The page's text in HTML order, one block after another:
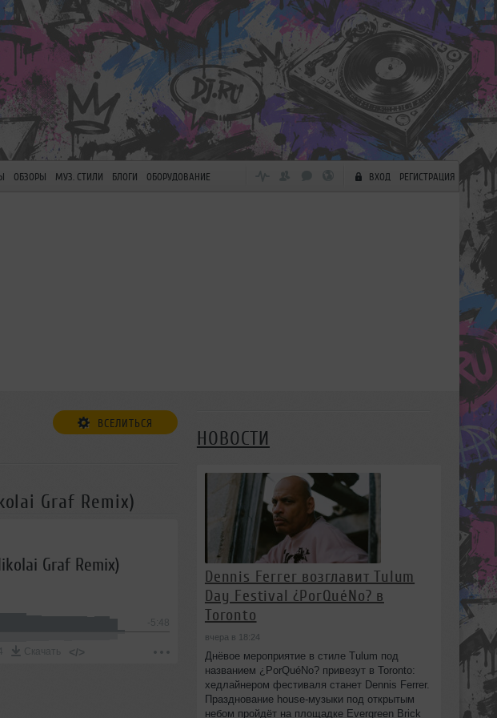
ОБЗОРЫ МУЗ. СТИЛИ БЛОГИ ОБОРУДОВАНИЕ ВХОД РЕГИСТРАЦИЯ
ВСЕЛИТЬСЯ
Graf Remix)
Graf Remix)
-5:48
Скачать </>
НОВОСТИ
Dennis Ferrer возглавит Tulum
Day Festival ¿PorQuéNo? в
Toronto
вчера в 18:24
Днёвое мероприятие в стиле Tulum под
названием ¿PorQuéNo? привезут в Toronto:
хедлайнером фестиваля станет Dennis Ferrer.
Празднование house-музыки под открытым
небом пройдёт на площадке Evergreen Brick